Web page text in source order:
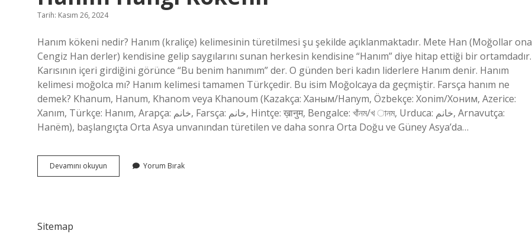
Tarih: Kasım 26, 2024
Hanım kökeni nedir? Hanım (kraliçe) kelimesinin türetilmesi şu şekilde açıklanmaktadır. Mete Han (Moğollar ona
Cengiz Han derler) kendisine gelip saygılarını sunan herkesin kendisine “Hanım” diye hitap ettiği bir ortamdadır.
Karısının içeri girdiğini görünce “Bu benim hanımım” der. O günden beri kadın liderlere Hanım denir. Hanım
kelimesi moğolca mı? Hanım kelimesi tamamen Türkçedir. Bu isim Moğolcaya da geçmiştir. Farsça hanım ne
demek? Khanum, Hanum, Khanom veya Khanoum (Kazakça: Ханым/Hanym, Özbekçe: Xonim/Хоним, Azerice:
Xanım, Türkçe: Hanım, Arapça: خانم, Farsça: خانم, Hintçe: ख़ानुम, Bengalce: খাঁনম/খ ানম, Urduca: خانم, Arnavutça:
Hanëm), başlangıçta Orta Asya unvanından türetilen ve daha sonra Orta Doğu ve Güney Asya’da…
Devamını okuyun
Hangi
Yorum Bırak
Sitemap